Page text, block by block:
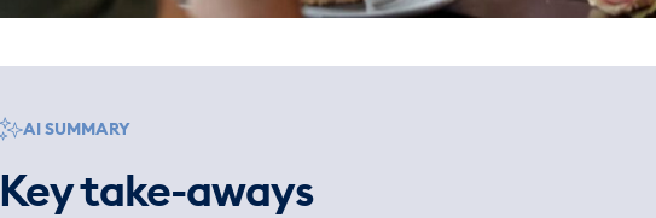
AI SUMMARY
Key take-aways